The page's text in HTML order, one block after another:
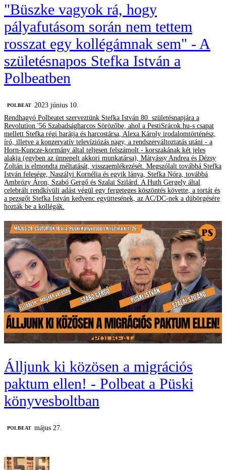
"Büszke vagyok rá, hogy
pályafutásom során nem tettem
rosszat egy kollégámnak sem" - A
születésnapos Stefka István a
Polbeatben
‎POLBEAT
2023 június 10.
Rendhagyó Polbeatet szerveztünk Stefka István 80. születésnapjára a
Revolution '56 Szabadságharcos Sörözőbe, ahol a PestiSrácok.hu-s csapat
mellett Stefka régi barátja és harcostársa, Alexa Károly irodalomtörténész,
író, illetve a konzervatív televíziózás nagy, a rendszerváltoztatás utáni - a
Horn-Kuncze-kormány által teljesen felszámolt - korszakának két jeles
alakja (egyben az ünnepelt akkori munkatársa), Mátyássy Andrea és Dézsy
Zoltán is elmondta méltatását, visszaemlékezését. Megszólalt továbbá Stefka
István felesége, Naszályi Kornélia és egyik lánya, Stefka Nóra, továbbá
Ambrózy Áron, Szabó Gergő és Szalai Szilárd. A Huth Gergely által
celebrált rendkívüli adást végül egy fergeteges köszöntés követte, a tortát és
a pezsgőt Stefka István kedvenc együttesének, az AC/DC-nek a dübörgésére
hozták be a kollégák.
Álljunk ki közösen a migrációs
paktum ellen! - Polbeat a Püski
könyvesboltban
‎POLBEAT május 27.